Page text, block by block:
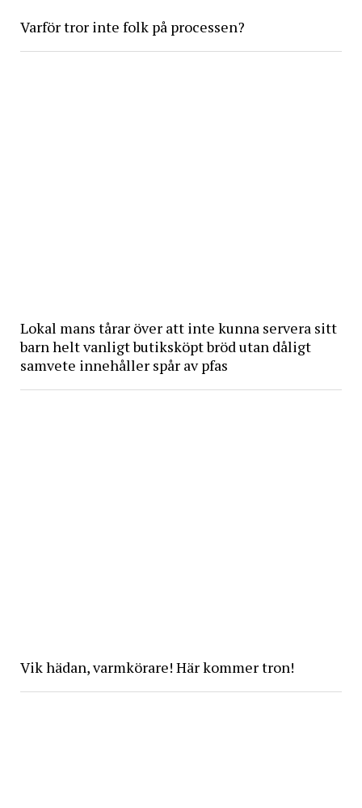
Varför tror inte folk på processen?
Lokal mans tårar över att inte kunna servera sitt
barn helt vanligt butiksköpt bröd utan dåligt
samvete innehåller spår av pfas
Vik hädan, varmkörare! Här kommer tron!